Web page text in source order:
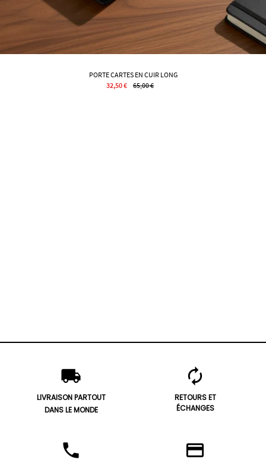
PORTE CARTES EN CUIR LONG
32,50 €
65,00 €
local_shipping
LIVRAISON PARTOUT
DANS LE MONDE
autorenew
RETOURS ET
ÉCHANGES
phone credit_card